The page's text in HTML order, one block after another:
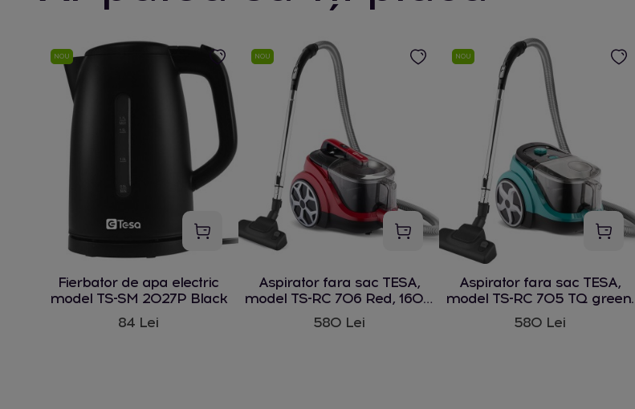
NOU
Fierbator de apa electric
model TS-SM 2027P Black
84 Lei
NOU
Aspirator fara sac TESA,
model TS-RC 706 Red, 1600
W
580 Lei
NOU
Aspirator fara sac TESA,
model TS-RC 705 TQ green,
1600 W
580 Lei